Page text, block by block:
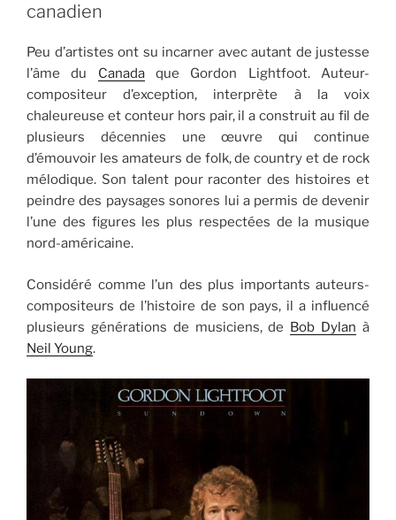
canadien
Peu d’artistes ont su incarner avec autant de justesse
l’âme du Canadaque Gordon Lightfoot. Auteur-
compositeur d’exception, interprète à la voix
chaleureuse et conteur hors pair, il a construit au fil de
plusieurs décennies une œuvre qui continue
d’émouvoir les amateurs de folk, de country et de rock
mélodique. Son talent pour raconter des histoires et
peindre des paysages sonores lui a permis de devenir
l’une des figures les plus respectées de la musique
nord-américaine.
Considéré comme l’un des plus importants auteurs-
compositeurs de l’histoire de son pays, il a influencé
plusieurs générations de musiciens, de Bob Dylan à
Neil Young.